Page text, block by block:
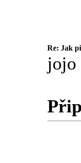
Re: Jak
jojo